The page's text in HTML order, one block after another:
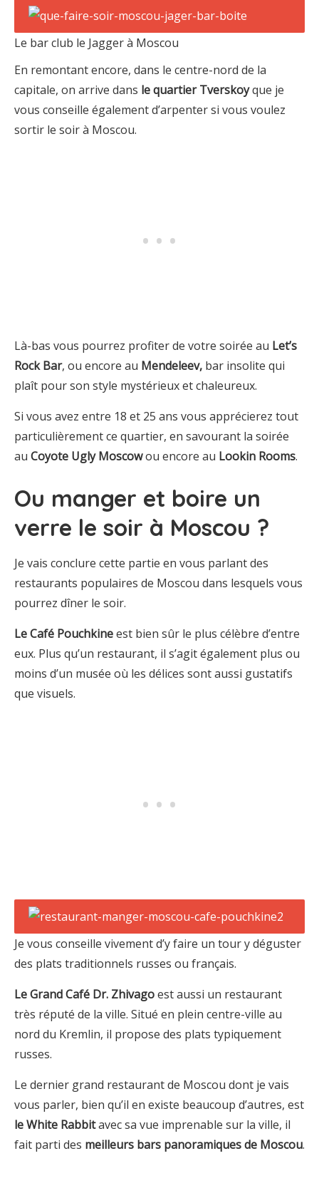
Le bar club le Jagger à Moscou
En remontant encore, dans le centre-nord de la
capitale, on arrive dans le quartier Tverskoyque je
vous conseille également d’arpenter si vous voulez
sortir le soir à Moscou.
Là-bas vous pourrez profiter de votre soirée au Let’s
Rock Bar, ou encore au Mendeleev, bar insolite qui
plaît pour son style mystérieux et chaleureux.
Si vous avez entre 18 et 25 ans vous apprécierez tout
particulièrement ce quartier, en savourant la soirée
au Coyote Ugly Moscowou encore au Lookin Rooms.
Ou manger et boire un
verre le soir à Moscou ?
Je vais conclure cette partie en vous parlant des
restaurants populaires de Moscou dans lesquels vous
pourrez dîner le soir.
Le Café Pouchkineest bien sûr le plus célèbre d’entre
eux. Plus qu’un restaurant, il s’agit également plus ou
moins d’un musée où les délices sont aussi gustatifs
que visuels.
Je vous conseille vivement d’y faire un tour y déguster
des plats traditionnels russes ou français.
Le Grand Café Dr. Zhivagoest aussi un restaurant
très réputé de la ville. Situé en plein centre-ville au
nord du Kremlin, il propose des plats typiquement
russes.
Le dernier grand restaurant de Moscou dont je vais
vous parler, bien qu’il en existe beaucoup d’autres, est
le White Rabbitavec sa vue imprenable sur la ville, il
fait parti des meilleurs bars panoramiques de Moscou.